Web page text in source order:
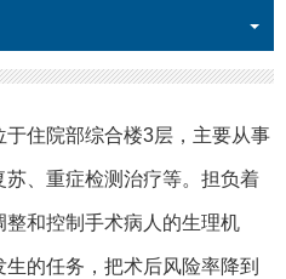
住院部综合楼3层，主要从事
、重症检测治疗等。担负着
和控制手术病人的生理机
的任务，把术后风险率降到